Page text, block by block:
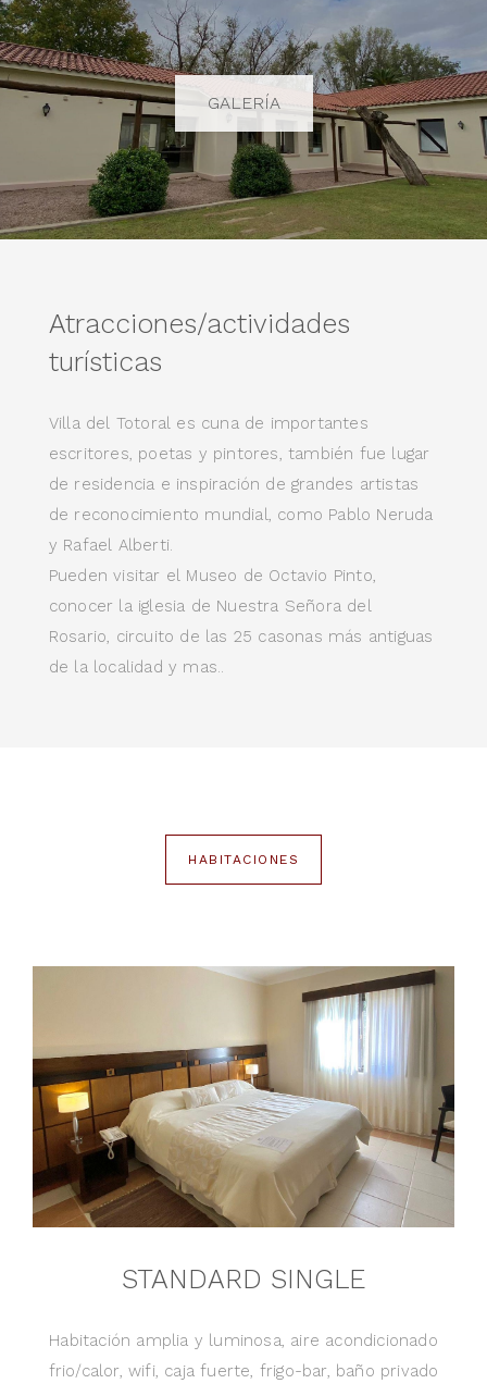
GALERÍA
Atracciones/actividades
turísticas
Villa del Totoral es cuna de importantes
escritores, poetas y pintores, también fue lugar
de residencia e inspiración de grandes artistas
de reconocimiento mundial, como Pablo Neruda
y Rafael Alberti.
Pueden visitar el Museo de Octavio Pinto,
conocer la iglesia de Nuestra Señora del
Rosario, circuito de las 25 casonas más antiguas
de la localidad y mas..
HABITACIONES
STANDARD SINGLE
Habitación amplia y luminosa, aire acondicionado
frio/calor, wifi, caja fuerte, frigo-bar, baño privado